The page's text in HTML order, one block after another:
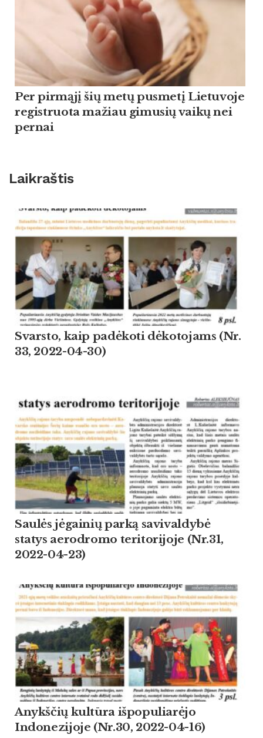
Per pirmąjį šių metų pusmetį Lietuvoje
registruota mažiau gimusių vaikų nei
pernai
Laikraštis
Svarsto, kaip padėkoti dėkotojams (Nr.
33, 2022-04-30)
Saulės jėgainių parką savivaldybė
statys aerodromo teritorijoje (Nr.31,
2022-04-23)
Anykščių kultūra išpopuliarėjo
Indonezijoje (Nr.30, 2022-04-16)